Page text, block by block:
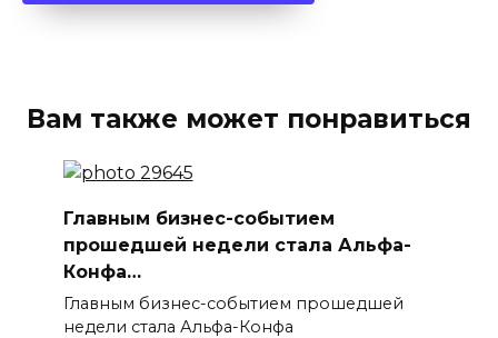
Вам также может понравиться
Главным бизнес-событием
прошедшей недели стала Альфа-
Конфа…
Главным бизнес-событием прошедшей
недели стала Альфа-Конфа